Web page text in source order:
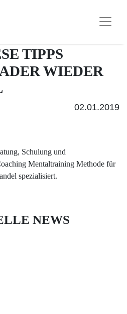
TIPPS
WIEDER
02.01.2019
Schulung und
Mentaltraining Methode für
spezialisiert.
NEWS